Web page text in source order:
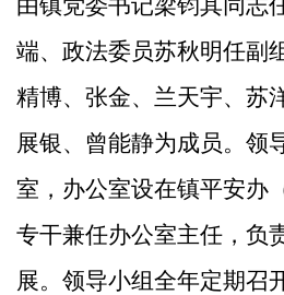
端、政法委员苏秋明任副
精博、张金、兰天宇、苏
展银、曾能静为成员。领
室，办公室设在镇平安办
专干兼任办公室主任 ， 负
展。领导小组全年定期召